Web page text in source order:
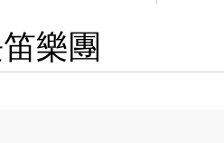
樂團